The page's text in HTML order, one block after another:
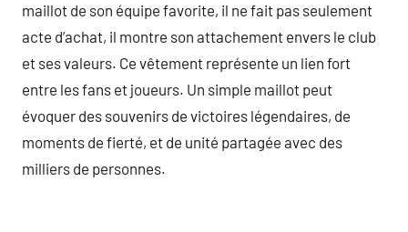
maillot de son équipe favorite, il ne fait pas seulement
acte d’achat, il montre son attachement envers le club
et ses valeurs. Ce vêtement représente un lien fort
entre les fans et joueurs. Un simple maillot peut
évoquer des souvenirs de victoires légendaires, de
moments de fierté, et de unité partagée avec des
milliers de personnes.